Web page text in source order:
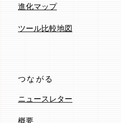
進化マップ
ツール比較地図
つながる
ニュースレター
概要